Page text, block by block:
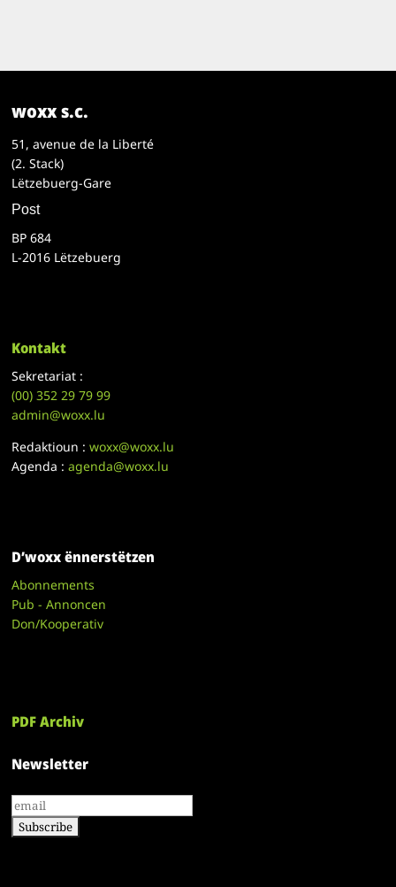
woxx s.c.
51, avenue de la Liberté
(2. Stack)
Lëtzebuerg-Gare
Post
BP 684
L-2016 Lëtzebuerg
Kontakt
Sekretariat :
(00)352 29 79 99
admin@woxx.lu
Redaktioun :woxx@woxx.lu
Agenda :agenda@woxx.lu
D’woxx ënnerstëtzen
Abonnements
Pub - Annoncen
Don/Kooperativ
PDF Archiv
Newsletter